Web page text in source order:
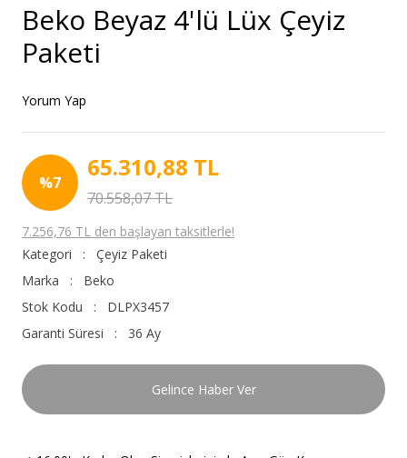
Beko Beyaz 4'lü Lüx Çeyiz
Paketi
Yorum Yap
%7
65.310,88 TL
70.558,07 TL
7.256,76 TL den başlayan taksitlerle!
Kategori
Çeyiz Paketi
Marka
Beko
Stok Kodu
DLPX3457
Garanti Süresi
36 Ay
Gelince Haber Ver